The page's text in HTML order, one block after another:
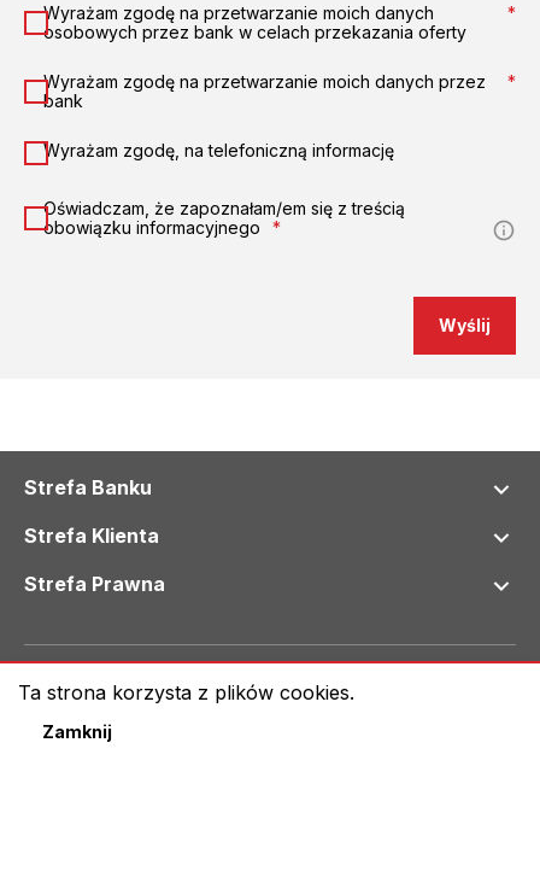
Wyrażam zgodę na przetwarzanie moich danych
osobowych przez bank w celach przekazania oferty
*
Wyrażam zgodę na przetwarzanie moich danych przez
bank
*
Wyrażam zgodę, na telefoniczną informację
Oświadczam, że zapoznałam/em się z treścią
obowiązku informacyjnego
*
Wyślij
Strefa Banku
Strefa Klienta
Strefa Prawna
© 2024 Bank Spółdzielczy we Wschowie
Klauzula informacyjna RODO
Mapa serwisu
Ta strona korzysta z plików cookies.
Zamknij